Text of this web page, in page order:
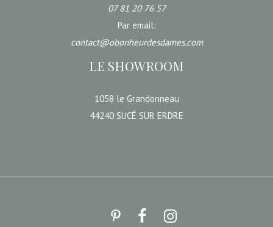
LE SHOWROOM
1058 le Grandonneau
44240 SUCÉ SUR ERDRE
07 81 20 76 57
Par email:
contact@obonheurdesdames.com